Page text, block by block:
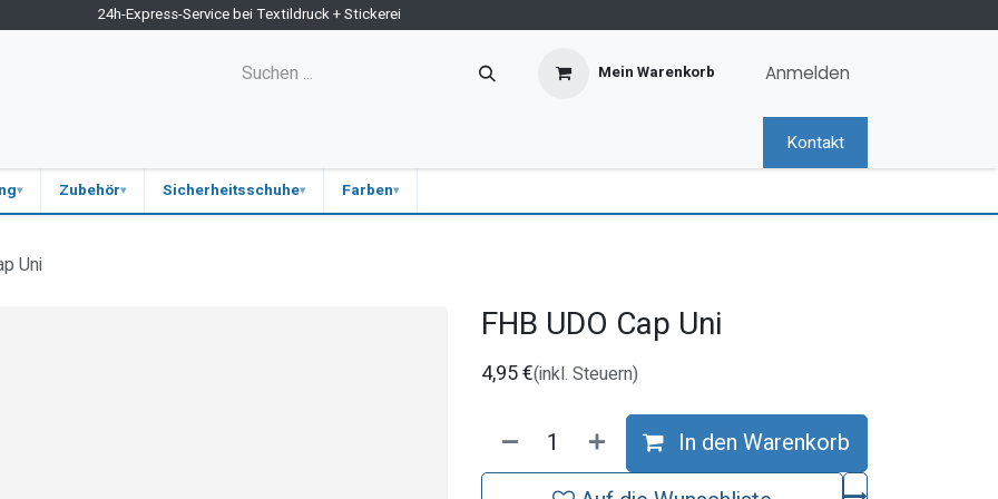
24h-Express-Service bei Textildruck + Stickerei
Mein Warenkorb Anmelden
Kontakt
Zubehör Sicherheitsschuhe Farben
Uni
FHB UDO Cap Uni
4,95€(inkl. Steuern)
In den Warenkorb